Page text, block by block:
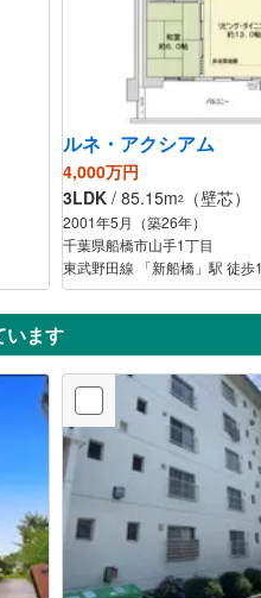
ルネ・アクシアム
4,000万円
3LDK / 85.15m2 （壁芯）
2001年5月（築26年）
千葉県船橋市山手1丁目
東武野田線 「新船橋」駅 徒歩
います